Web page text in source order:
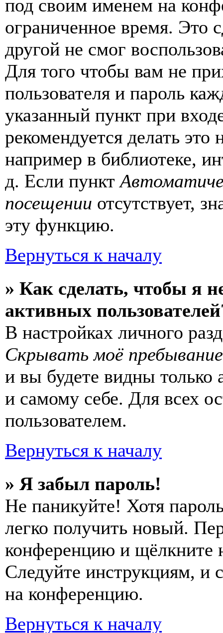
под своим именем на
ограниченное время. Это
другой не смог
Для того чтобы вам не
пользователя и пароль
указанный пункт при
рекомендуется делать
например в библиотеке,
д. Если пункт
посещении отсутствует,
эту функцию.
Вернуться к началу
» Как сделать, чтобы я
активных
В настройках личного
Скрывать моё
и вы будете видны только
и самому себе. Для всех
пользователем.
Вернуться к началу
» Я забыл пароль!
Не паникуйте! Хотя
легко получить новый.
конференцию и щёлкните
Следуйте инструкциям, и
на конференцию.
Вернуться к началу